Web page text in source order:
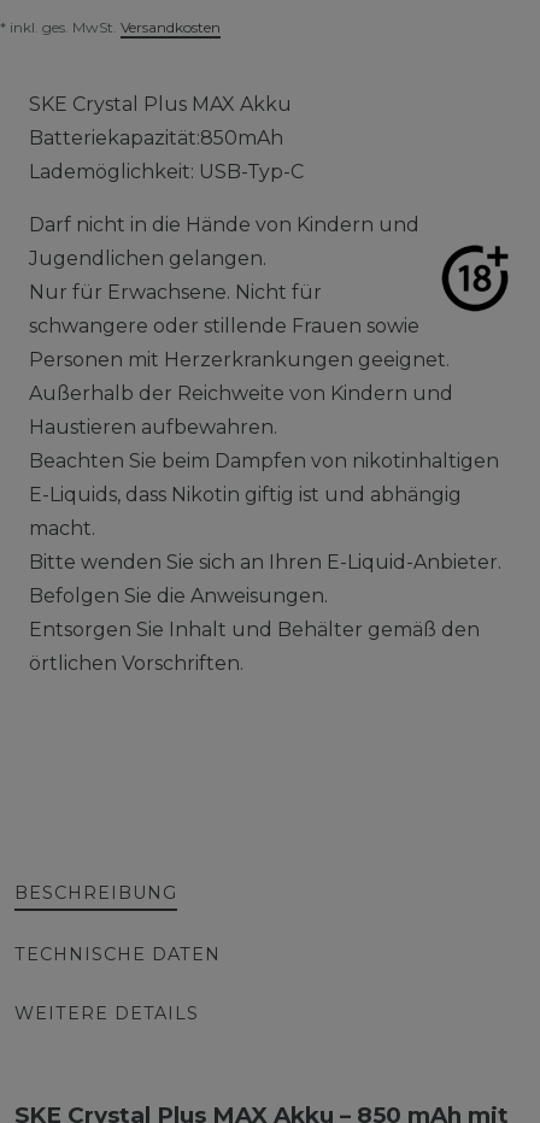
* inkl. ges. MwSt. Versandkosten
SKE Crystal Plus MAX Akku
Batteriekapazität:850mAh
Lademöglichkeit: USB-Typ-C
Darf nicht in die Hände von Kindern und
Jugendlichen gelangen.
Nur für Erwachsene. Nicht für
schwangere oder stillende Frauen sowie
Personen mit Herzerkrankungen geeignet.
Außerhalb der Reichweite von Kindern und
Haustieren aufbewahren.
Beachten Sie beim Dampfen von nikotinhaltigen
E-Liquids, dass Nikotin giftig ist und abhängig
macht.
Bitte wenden Sie sich an Ihren E-Liquid-Anbieter.
Befolgen Sie die Anweisungen.
Entsorgen Sie Inhalt und Behälter gemäß den
örtlichen Vorschriften.
BESCHREIBUNG
TECHNISCHE DATEN
WEITERE DETAILS
SKE Crystal Plus MAX Akku – 850 mAh mit